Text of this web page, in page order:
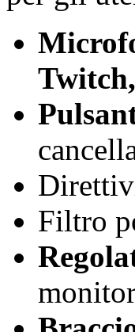
Filtro